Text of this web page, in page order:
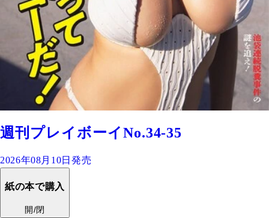
週刊プレイボーイNo.34-35
2026年08月10日発売
紙の本で購入
開/閉